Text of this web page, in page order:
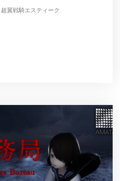
超翼戦騎エスティーク